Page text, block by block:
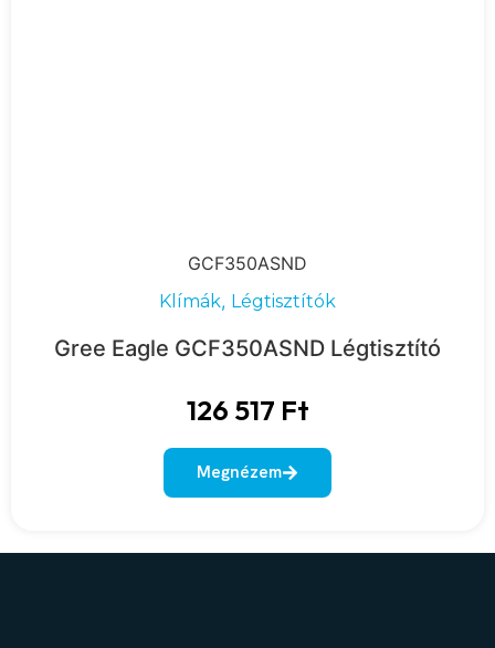
GCF350ASND
Klímák, Légtisztítók
Gree Eagle GCF350ASND Légtisztító
126 517 Ft
Megnézem